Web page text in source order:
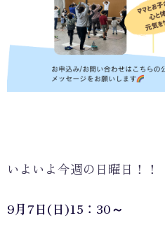
いよいよ今週の日曜日！！
9月7日(日)15：30～